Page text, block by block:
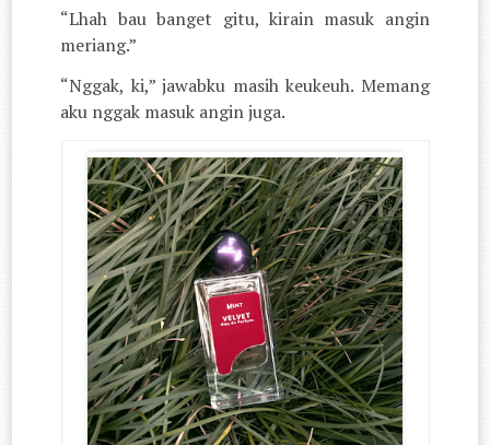
“Lhah bau banget gitu, kirain masuk angin
meriang.”
“Nggak, ki,” jawabku masih keukeuh. Memang
aku nggak masuk angin juga.